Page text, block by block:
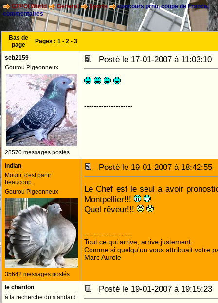
CFPOI World General Sports
concours prno, coupe de France,
commentaires
Bas de
page
Pages : 1 - 2 - 3
seb2159
Gourou Pigeonneux
28570 messages postés
Posté le 17-01-2007 à
--------------------
indian
Mourir, c'est partir
beaucoup.
Gourou Pigeonneux
35642 messages postés
Posté le 19-01-2007 à
Le Chef est le seul a avoir
Montpellier!!!
Quel rêveur!!!
--------------------
Tout ce qui arrive, arrive justement.
Comme si quelqu'un vous attribuait votre
Marc Aurèle
le chardon
à la recherche du standard
Posté le 19-01-2007 à